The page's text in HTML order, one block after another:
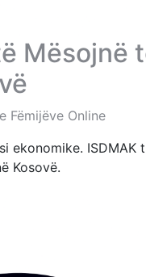
Mësojnë
Fëmijëve Online
ekonomike. ISDMAK
Kosovë.